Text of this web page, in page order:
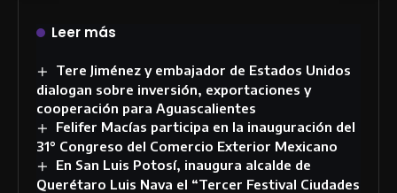
Leer más
Tere Jiménez y embajador de Estados Unidos
dialogan sobre inversión, exportaciones y
cooperación para Aguascalientes
Felifer Macías participa en la inauguración del
31° Congreso del Comercio Exterior Mexicano
En San Luis Potosí, inaugura alcalde de
Querétaro Luis Nava el “Tercer Festival Ciudades